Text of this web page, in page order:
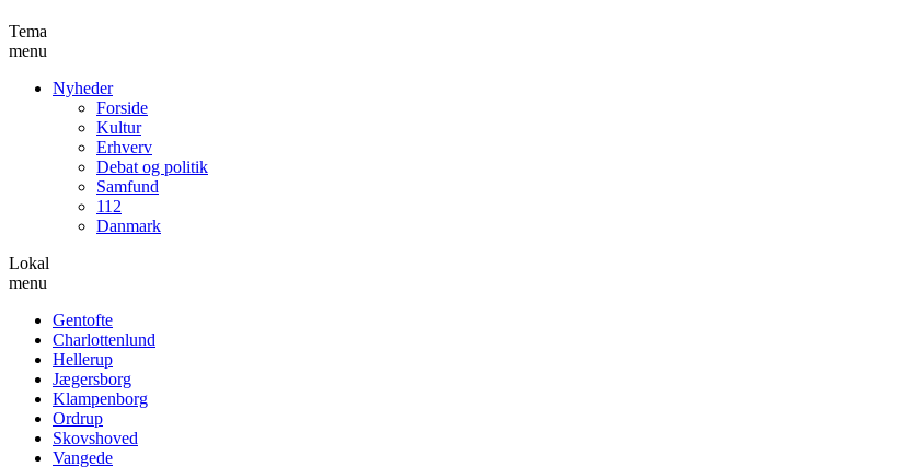
Tema
menu
Nyheder
Forside
Kultur
Erhverv
Debat og politik
Samfund
112
Danmark
Lokal
menu
Gentofte
Charlottenlund
Hellerup
Jægersborg
Klampenborg
Ordrup
Skovshoved
Vangede